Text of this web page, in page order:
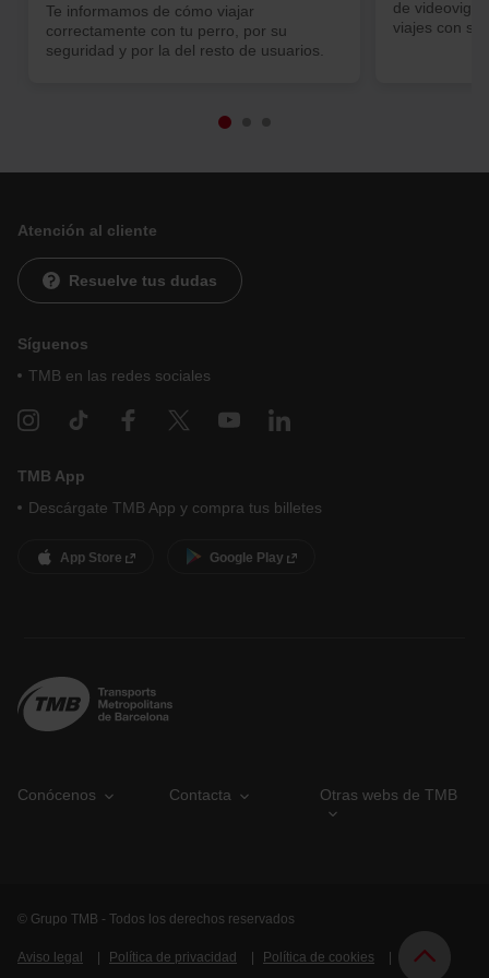
En cualquier momento de la navegación en esta web,
podrás modificar tu selección de cookies seleccionando
la opción “Gestor de cookies”, que encontrarás en el
menú de la parte inferior de la web.
Te informamos de cómo viajar
correctamente con tu perro, por su
seguridad y por la del resto de usuarios.
de
viajes con
Atención al cliente
Resuelve tus dudas
Síguenos
TMB en las redes sociales
TMB App
Descárgate TMB App y compra tus billetes
App Store Google Play
Conócenos Contacta Otras webs de TMB
© Grupo TMB - Todos los derechos reservados
Aviso legal Política de privacidad Política de cookies